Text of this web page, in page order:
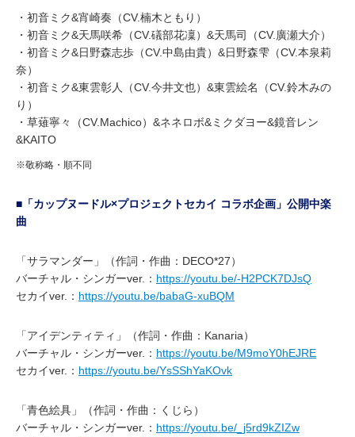
・初音ミク&宵崎奏（CV.楠木ともり）
・初音ミク&天馬咲希（CV.礒部花凜）&天馬司（CV.廣瀬大介）
・初音ミク&日野森志歩（CV.中島由貴）&日野森雫（CV.本泉莉
奈）
・初音ミク&東雲彰人（CV.今井文也）&東雲絵名（CV.鈴木みの
り）
・草薙寧々（CV.Machico）&ネネロボ&ミクダヨー&鏡音レン
&KAITO
※敬称略・順不同
■「カップヌードル×プロジェクトセカイ コラボ企画」公開中楽
曲
「サラマンダー」（作詞・作曲：DECO*27）
バーチャル・シンガーver.： https://youtu.be/-H2PCK7DJsQ
セカイver.： https://youtu.be/babaG-xuBQM
「アイデンティティ」（作詞・作曲：Kanaria）
バーチャル・シンガーver.： https://youtu.be/M9moY0hEJRE
セカイver.： https://youtu.be/YsSShYaKOvk
「青色絵具」（作詞・作曲：くじら）
バーチャル・シンガーver.： https://youtu.be/_j5rd9kZIZw